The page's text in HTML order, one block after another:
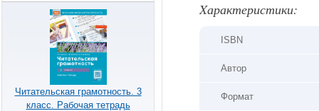
Читательская грамотность. 3
класс. Рабочая тетрадь
Xарактеристики:
ISBN
Автор
Формат